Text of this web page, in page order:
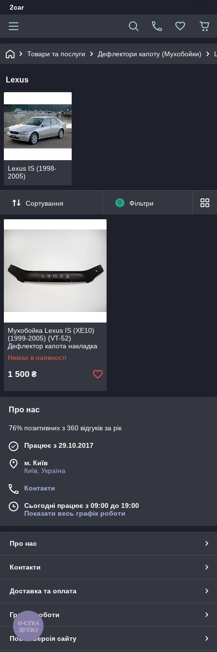
2car
Товари та послуги Дефлектори капоту (Мухобойки)
Lexus
Lexus IS (1998-
2005)
Сортування 0 Фільтри
Мухобойка Lexus IS (XE10)
(1999-2005) (VT-52)
Дефлектор капота накладка
Немає в наявності
1 500 ₴
Про нас
76% позитивних з 360 відгуків за рік
Працює з 29.10.2017
м. Київ
Київ, Україна
Контакти
Сьогодні працює з 09:00 до 19:00
Показати весь графік роботи
Про нас
Контакти
Доставка та оплата
Графік роботи
Повна версія сайту
КНОПКА
ЗВ'ЯЗКУ